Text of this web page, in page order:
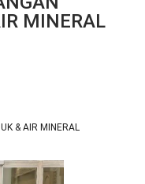
MINERAL
& AIR MINERAL